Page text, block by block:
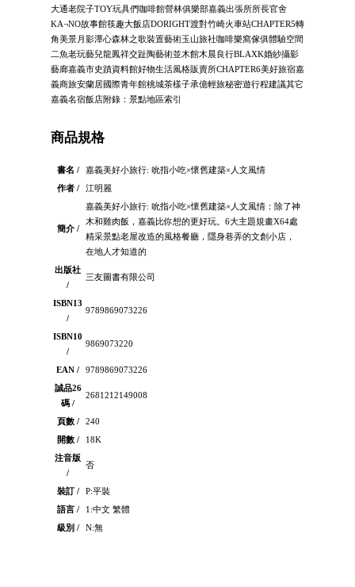
大通老院子TOY玩具們咖啡館營林俱樂部嘉義出張所所長官舍
KA¬NO故事館筷趣大飯店DORIGHT渡對竹崎火車站CHAPTER5轉
角美景月影潭心森林之歌裝置藝術玉山旅社咖啡樂窩傢俱體驗空間
二魚老玩藝兒龍鳳祥交趾陶藝術並木館木晨良行BLAXK婚紗攝影
藝廊嘉義市史蹟資料館好物生活風格販賣所CHAPTER6美好旅宿嘉
義商旅安蘭居國際青年館桃城茶樣子承億輕旅秘密遊行程建議其它
嘉義名宿飯店附錄：景點地區索引
商品規格
書名 /
嘉義美好小旅行: 吮指小吃×懷舊建築×人文風情
作者 /
江明麗
簡介 /
嘉義美好小旅行: 吮指小吃×懷舊建築×人文風情：除了神
木和雞肉飯，嘉義比你想的更好玩。6大主題規畫X64處
精采景點老屋改造的風格餐廳，隱身巷弄的文創小店，
在地人才知道的
出版社
/
三友圖書有限公司
ISBN13
/
9789869073226
ISBN10
/
9869073220
EAN /
9789869073226
誠品26
碼 /
2681212149008
頁數 /
240
開數 /
18K
注音版
/
否
裝訂 /
P:平裝
語言 /
1:中文 繁體
級別 /
N:無